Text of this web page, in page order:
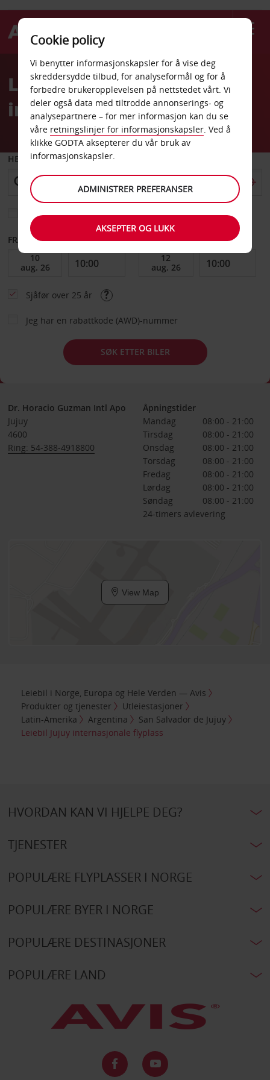
Welcome
AvisLeiebil Jujuy
internasjonale flyplass
HENT FRA
Velg et annet leveringssted
FRA DATO TIL DATO
Sjåfør over 25 år
Jeg har en rabattkode (AWD)-nummer
SØK ETTER BILER
Dr. Horacio Guzman Intl Apo
Jujuy
4600
Ring: 54-388-4918800
Åpningstider
Mandag
08:00 - 21:00
Tirsdag
08:00 - 21:00
Onsdag
08:00 - 21:00
Torsdag
08:00 - 21:00
Fredag
08:00 - 21:00
Lørdag
08:00 - 21:00
Søndag
08:00 - 21:00
24-timers avlevering
View Map
Leiebil i Norge, Europa og Hele Verden — Avis
Produkter og tjenester
Utleiestasjoner
Latin-Amerika
Argentina
San Salvador de Jujuy
Leiebil Jujuy internasjonale flyplass
HVORDAN KAN VI HJELPE DEG?
TJENESTER
POPULÆRE FLYPLASSER I NORGE
POPULÆRE BYER I NORGE
POPULÆRE DESTINASJONER
POPULÆRE LAND
Cookie policy
Vi benytter informasjonskapsler for å vise deg
skreddersydde tilbud, for analyseformål og for å
forbedre brukeropplevelsen på nettstedet vårt. Vi
deler også data med tiltrodde annonserings- og
analysepartnere – for mer informasjon kan du se
våre retningslinjer for informasjonskapsler. Ved å
klikke GODTA aksepterer du vår bruk av
informasjonskapsler.
ADMINISTRER PREFERANSER
AKSEPTER OG LUKK